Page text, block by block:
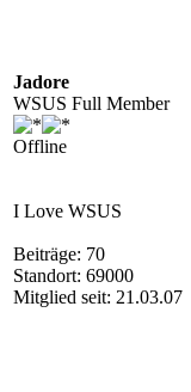
Jadore
WSUS Full Member
Offline
I Love WSUS
Beiträge: 70
Standort: 69000
Mitglied seit: 21.03.07